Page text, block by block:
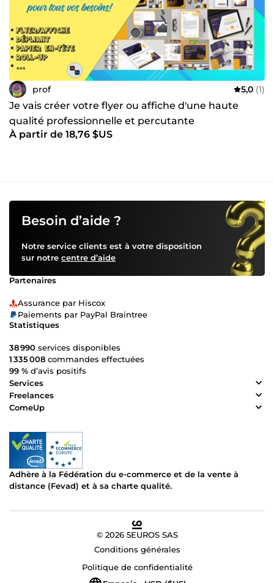
prof 5,0 (1)
Je vais créer votre flyer ou affiche d'une haute
qualité professionnelle et percutante
À partir de 18,76 $US
Besoin d’aide ?
Notre service clients est à votre disposition
sur notre centre d’aide
Partenaires
Assurance par Hiscox
Paiements par PayPal Braintree
Statistiques
38 990 services disponibles
1 335 008 commandes effectuées
99 % d’avis positifs
Services
Freelances
ComeUp
Adhère à la Fédération du e-commerce et de la vente à
distance (Fevad) et à sa charte qualité.
© 2026 5EUROS SAS
Conditions générales
Politique de confidentialité